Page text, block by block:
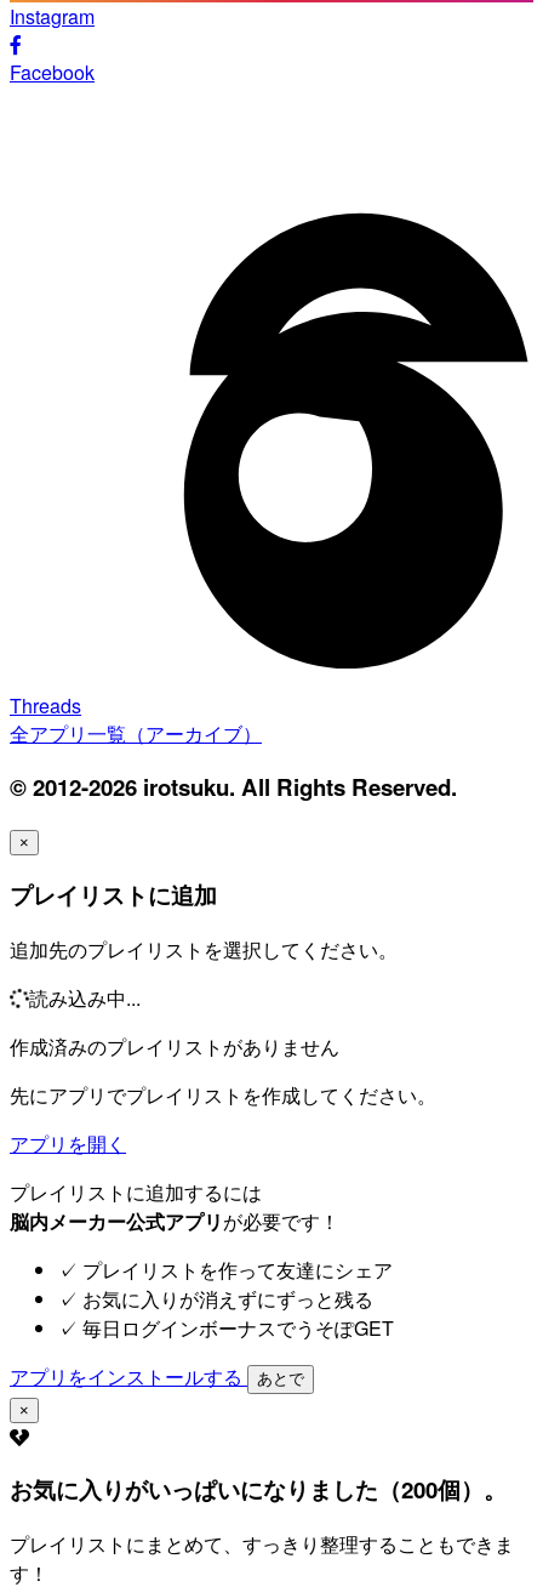
Instagram
Facebook
Threads
全アプリ一覧（アーカイブ）
© 2012-2026 irotsuku. All Rights Reserved.
×
プレイリストに追加
追加先のプレイリストを選択してください。
読み込み中...
作成済みのプレイリストがありません
先にアプリでプレイリストを作成してください。
アプリを開く
プレイリストに追加するには
脳内メーカー公式アプリが必要です！
✓ プレイリストを作って友達にシェア
✓ お気に入りが消えずにずっと残る
✓ 毎日ログインボーナスでうそぽGET
アプリをインストールする
あとで
×
お気に入りがいっぱいになりました（200個）。
プレイリストにまとめて、すっきり整理することもできま
す！